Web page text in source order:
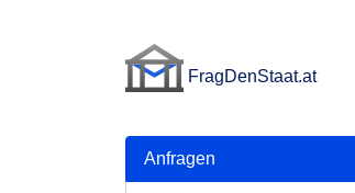
FragDenStaat.at
Anfragen